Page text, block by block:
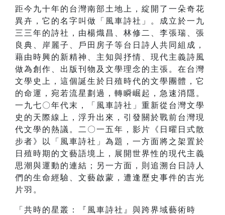
距今九十年的台灣南部土地上，綻開了一朵奇花
異卉，它的名字叫做「風車詩社」。成立於一九
三三年的詩社，由楊熾昌、林修二、李張瑞、張
良典、岸麗子、戶田房子等台日詩人共同組成，
藉由時興的新精神、主知與抒情、現代主義詩風
做為創作、出版刊物及文學理念的主張。在台灣
文學史上，這個誕生於日殖時代的文學團體，它
的命運，宛若流星劃過，轉瞬崛起，急速消隱。
一九七〇年代末，「風車詩社」重新從台灣文學
史的天際線上，浮升出來，引發關於戰前台灣現
代文學的熱議。二〇一五年，影片《日曜日式散
步者》以「風車詩社」為題，一方面將之架置於
日殖時期的文藝語境上，展開世界性的現代主義
思潮與運動的連結；另一方面，則追溯台日詩人
們的生命經驗、文藝啟蒙，遭逢歷史事件的吉光
片羽。
「共時的星叢：『風車詩社』與跨界域藝術時